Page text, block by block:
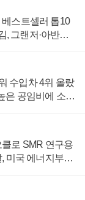
스트셀러 톱10
, 그랜저·아반떼
수입차 4위 올랐
은 공임비에 소비
로 SMR 연구용
미국 에너지부